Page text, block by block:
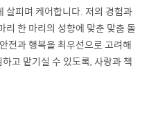
살피며 케어합니다. 저의 경험과
리 한 마리의 성향에 맞춘 맞춤 돌
전과 행복을 최우선으로 고려해
고 맡기실 수 있도록, 사랑과 책